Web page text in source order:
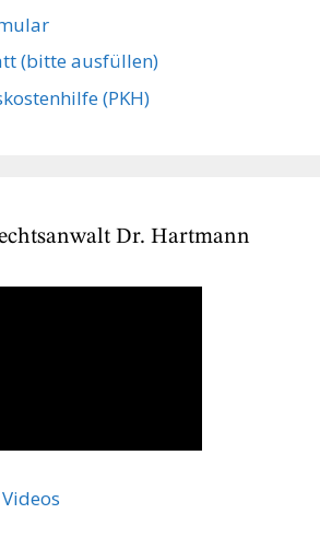
(bitte ausfüllen)
(PKH)
Dr. Hartmann